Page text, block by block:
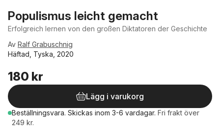
Populismus leicht gemacht
Erfolgreich lernen von den großen Diktatoren der Geschichte
Av Ralf Grabuschnig
Häftad, Tyska, 2020
180 kr
Lägg i varukorg
Beställningsvara. Skickas inom 3-6 vardagar. Fri frakt över
249 kr.